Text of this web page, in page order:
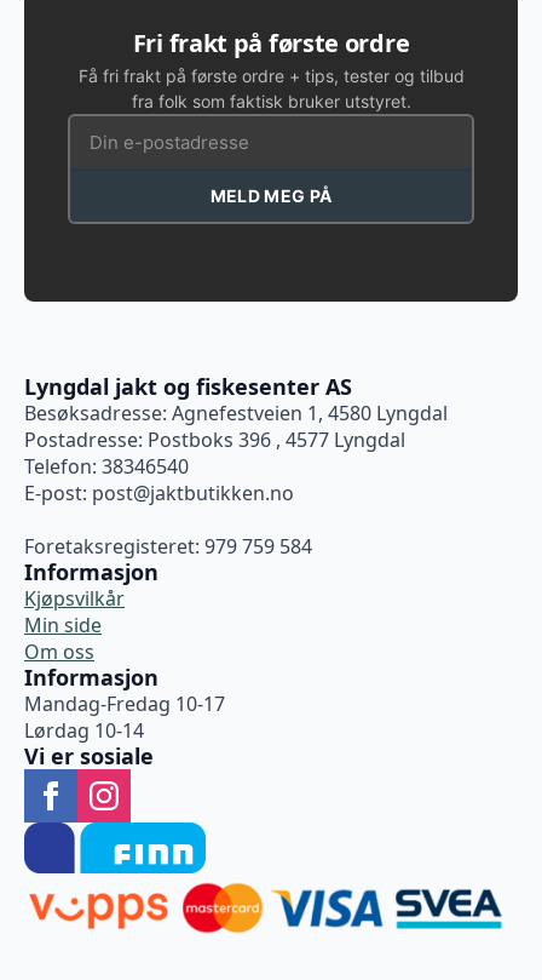
Fri frakt på første ordre
Få fri frakt på første ordre + tips, tester og tilbud
fra folk som faktisk bruker utstyret.
MELD MEG PÅ
Lyngdal jakt og fiskesenter AS
Besøksadresse: Agnefestveien 1, 4580 Lyngdal
Postadresse: Postboks 396 , 4577 Lyngdal
Telefon: 38346540
E-post: post@jaktbutikken.no
Foretaksregisteret: 979 759 584
Informasjon
Kjøpsvilkår
Min side
Om oss
Informasjon
Mandag-Fredag 10-17
Lørdag 10-14
Vi er sosiale